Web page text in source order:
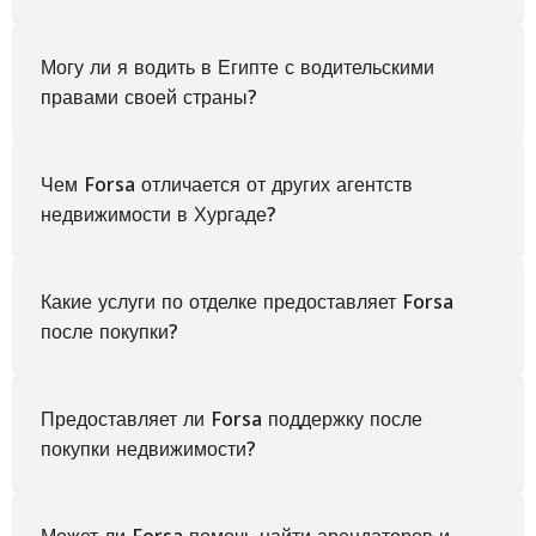
Могу ли я водить в Египте с водительскими
правами своей страны?
Чем Forsa отличается от других агентств
недвижимости в Хургаде?
Какие услуги по отделке предоставляет Forsa
после покупки?
Предоставляет ли Forsa поддержку после
покупки недвижимости?